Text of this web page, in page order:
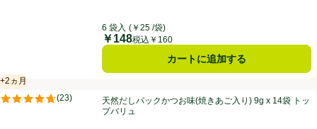
6 袋入 (￥25 /袋)
価格
￥148税込￥160
カートに追加する
天然だしパックかつお味(焼きあご入り) 9g x 14袋 トップバリュ
+2ヵ月
賞味・消費期限保証：2ヵ月
(23)
評価は23件のレビューで5点中4.7点。天然だしパックかつお味(焼きあご入り) 9g x 14袋 トッ
プバリュ